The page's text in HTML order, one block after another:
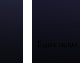
Будет скоро...